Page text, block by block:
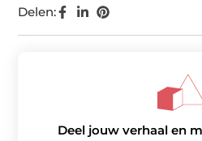
Delen:
Deel jouw verhaal en